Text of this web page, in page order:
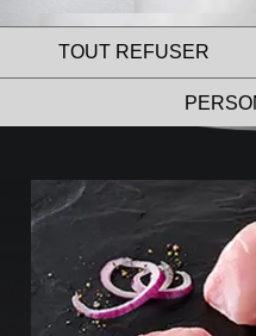
Le site
TOUT REFUSER